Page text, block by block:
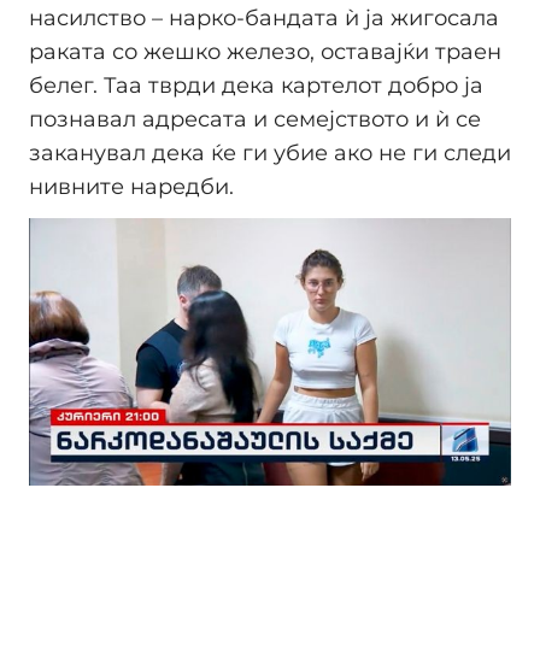
насилство – нарко-бандата ѝ ја жигосала
раката со жешко железо, оставајќи траен
белег. Таа тврди дека картелот добро ја
познавал адресата и семејството и ѝ се
заканувал дека ќе ги убие ако не ги следи
нивните наредби.